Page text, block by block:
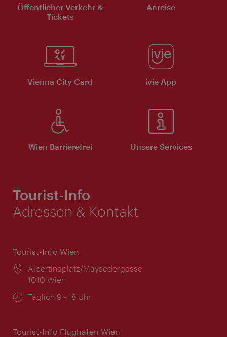
Öffentlicher Verkehr &
Tickets
Anreise
Vienna City Card ivie App
Wien Barrierefrei Unsere Services
Tourist-Info
Adressen & Kontakt
Tourist-Info Wien
Ort:
Albertinaplatz/Maysedergasse
1010 Wien
Öffnungszeiten:
Täglich 9 - 18 Uhr
Tourist-Info Flughafen Wien